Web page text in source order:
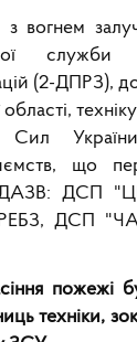
вогнем
служби
(2-ДПРЗ),
Сил
що
ДАЗВ: ДСП
ДСП
пожежі
техніки,